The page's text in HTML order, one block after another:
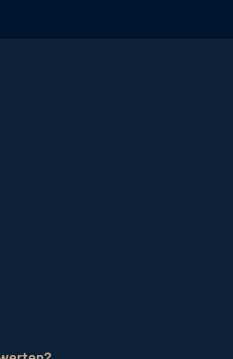
Inhalte und Aktionen
werden, aber auch zur